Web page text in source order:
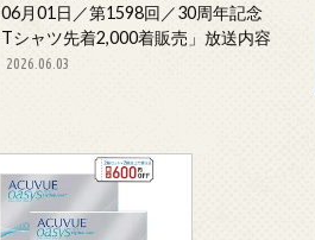
06月01日／第1598回／30周年記念
Tシャツ先着2,000着販売」放送内容
2026.06.03